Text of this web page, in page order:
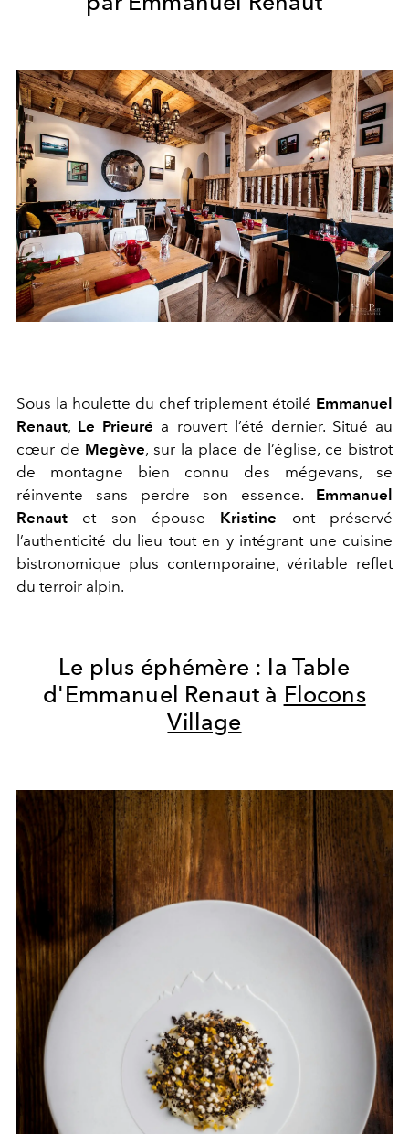
Sous la houlette du chef triplement étoilé Emmanuel
Renaut, Le Prieuré a rouvert l’été dernier. Situé au
cœur de Megève, sur la place de l’église, ce bistrot
de montagne bien connu des mégevans, se
réinvente sans perdre son essence. Emmanuel
Renaut et son épouse Kristine ont préservé
l’authenticité du lieu tout en y intégrant une cuisine
bistronomique plus contemporaine, véritable reflet
du terroir alpin​.
Le plus éphémère : la Table
d'Emmanuel Renaut à Flocons
Village